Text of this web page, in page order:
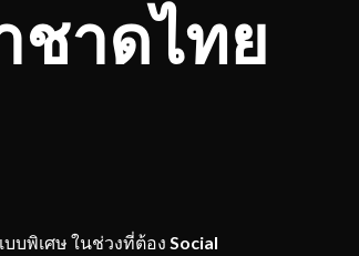
ชาดไทย
บพิเศษ ในช่วงที่ต้อง Social